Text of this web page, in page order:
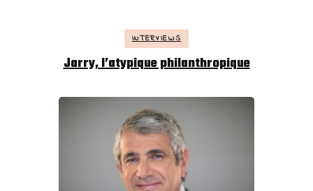
INTERVIEWS
Jarry, l’atypique philanthropique